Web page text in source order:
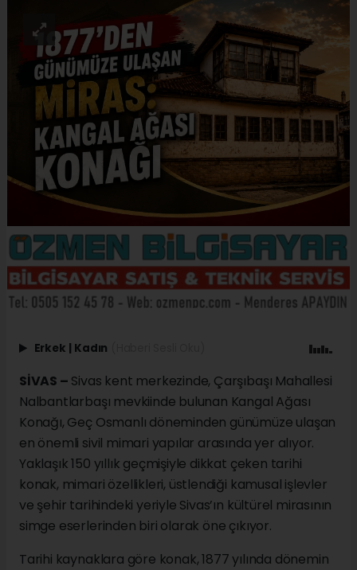
Erkek Kadın
SİVAS – Sivas kent merkezinde, Çarşıbaşı Mahallesi
Nalbantlarbaşı mevkiinde bulunan Kangal Ağası
Konağı, Geç Osmanlı döneminden günümüze ulaşan
en önemli sivil mimari yapılar arasında yer alıyor.
Yaklaşık 150 yıllık geçmişiyle dikkat çeken tarihi
konak, mimari özellikleri, üstlendiği kamusal işlevler
ve şehir tarihindeki yeriyle Sivas’ın kültürel mirasının
simge eserlerinden biri olarak öne çıkıyor.
Tarihi kaynaklara göre konak, 1877 yılında dönemin